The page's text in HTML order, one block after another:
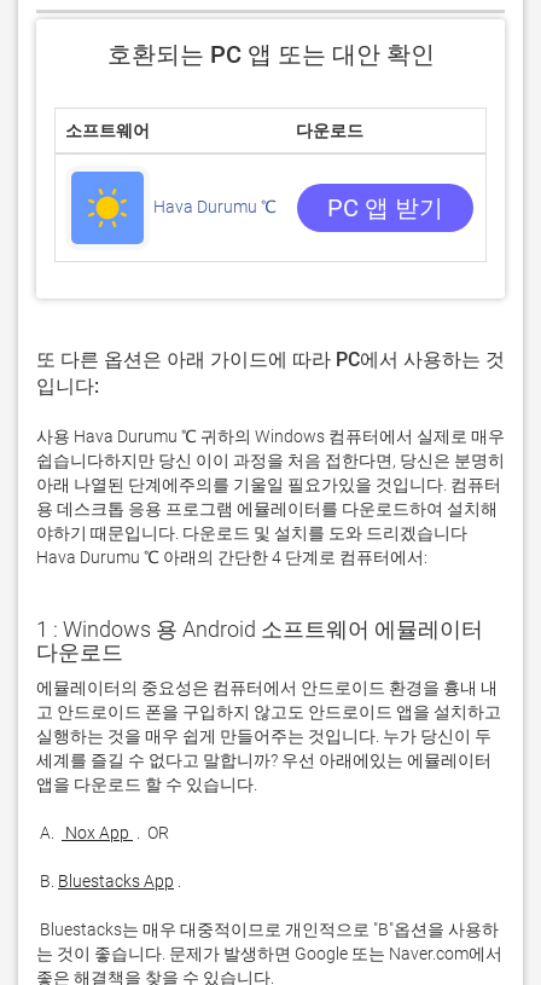
호환되는 PC 앱 또는 대안 확인
소프트웨어 다운로드
Hava Durumu ℃ PC 앱 받기
또 다른 옵션은 아래 가이드에 따라 PC에서 사용하는 것
입니다:
사용 Hava Durumu ℃ 귀하의 Windows 컴퓨터에서 실제로 매우
쉽습니다하지만 당신 이이 과정을 처음 접한다면, 당신은 분명히
아래 나열된 단계에주의를 기울일 필요가있을 것입니다. 컴퓨터
용 데스크톱 응용 프로그램 에뮬레이터를 다운로드하여 설치해
야하기 때문입니다. 다운로드 및 설치를 도와 드리겠습니다
Hava Durumu ℃ 아래의 간단한 4 단계로 컴퓨터에서:
1 : Windows 용 Android 소프트웨어 에뮬레이터
다운로드
에뮬레이터의 중요성은 컴퓨터에서 안드로이드 환경을 흉내 내
고 안드로이드 폰을 구입하지 않고도 안드로이드 앱을 설치하고
실행하는 것을 매우 쉽게 만들어주는 것입니다. 누가 당신이 두
세계를 즐길 수 없다고 말합니까? 우선 아래에있는 에뮬레이터
A. Nox App
B. Bluestacks App
는 것이 좋습니다. 문제가 발생하면 Google 또는 Naver.com에서
좋은 해결책을 찾을 수 있습니다.